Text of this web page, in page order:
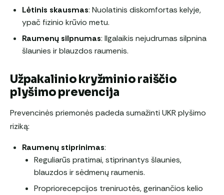
Lėtinis skausmas: Nuolatinis diskomfortas kelyje,
ypač fizinio krūvio metu.
Raumenų silpnumas: Ilgalaikis nejudrumas silpnina
šlaunies ir blauzdos raumenis.
Užpakalinio kryžminio raiščio
plyšimo prevencija
Prevencinės priemonės padeda sumažinti UKR plyšimo
riziką:
Raumenų stiprinimas:
Reguliarūs pratimai, stiprinantys šlaunies,
blauzdos ir sėdmenų raumenis.
Propriorecepcijos treniruotės, gerinančios kelio